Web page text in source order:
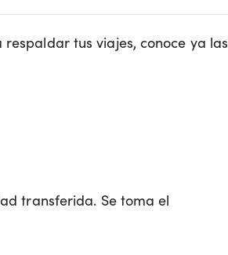
tus viajes, conoce ya las
transferida. Se toma el